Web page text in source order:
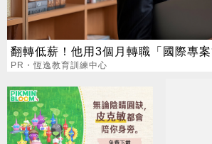
翻轉低薪！他用3個月轉職「國際專案
PR・恆逸教育訓練中心